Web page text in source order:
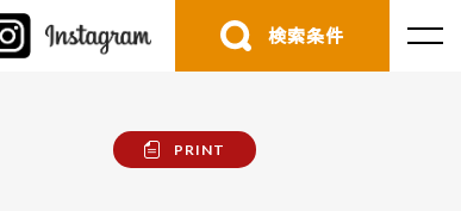
検索条件
PRINT